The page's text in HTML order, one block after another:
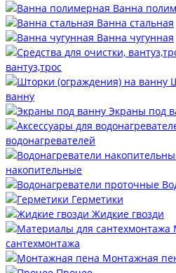
Ванна
Ванна стальная
Ванна чугунная
вантуз,трос
ванну
Экраны под
водонагревателей
накопительные
Герметики
Жидкие гвозди
сантехмонтажа
Монтажная